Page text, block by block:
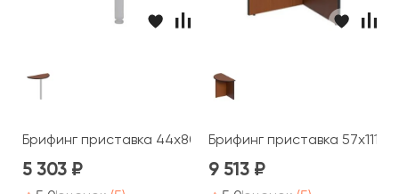
Брифинг приставка 44x80x2,5 Дин-Р
5 303
Брифинг приставка
9 513